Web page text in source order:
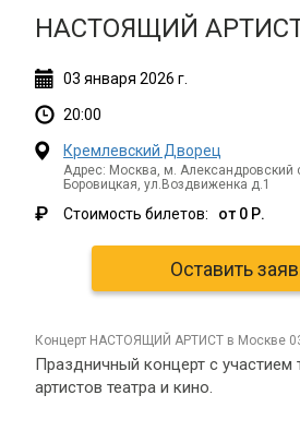
НАСТОЯЩИЙ
03 января 2026 г.
20:00
Кремлевский Дворец
Адрес: Москва, м. Александровский
Боровицкая, ул.Воздвиженка д.1
₽ Стоимость билетов: от 0 Р.
Оставить
концерт НАСТОЯЩИЙ АРТИСТ в Москве
Праздничный концерт с участием
артистов театра и кино.